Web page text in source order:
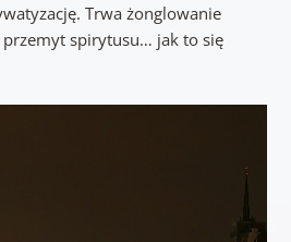
Trwa żonglowanie
przemyt spirytusu… jak to się